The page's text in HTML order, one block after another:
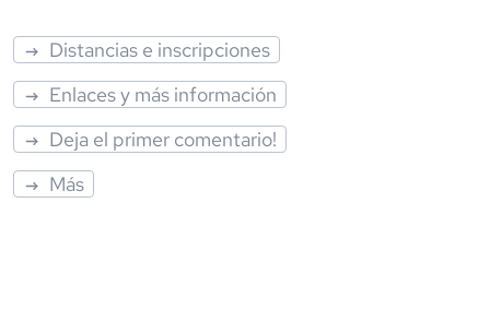
Distancias e inscripciones
Enlaces y más información
Deja el primer comentario!
Más